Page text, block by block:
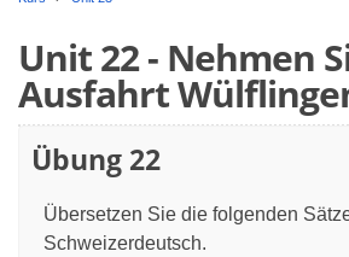
Unit 22 - Nehmen
Ausfahrt
Übung 22
Übersetzen Sie die folgenden
Schweizerdeutsch.